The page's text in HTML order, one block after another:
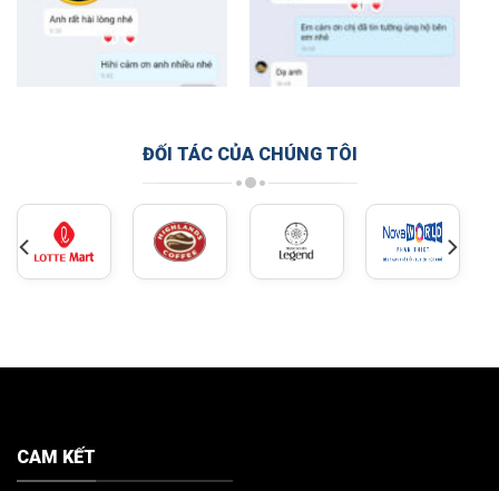
ĐỐI TÁC CỦA CHÚNG TÔI
CAM KẾT